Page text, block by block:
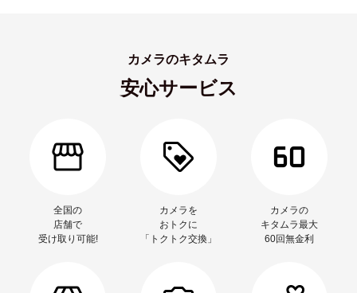
カメラのキタムラ
安心サービス
全国の
店舗で
受け取り可能!
カメラを
おトクに
「トクトク交換」
カメラの
キタムラ最大
60回無金利